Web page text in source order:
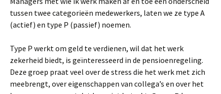
tussen twee categorieën medewerkers, laten we ze type A
(actief) en type P (passief) noemen.
Type P werkt om geld te verdienen, wil dat het werk
zekerheid biedt, is geïnteresseerd in de pensioenregeling.
Deze groep praat veel over de stress die het werk met zich
meebrengt, over eigenschappen van collega’s en over het